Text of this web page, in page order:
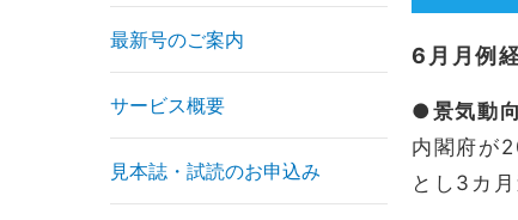
6月月例
●景気動向
内閣府が
とし3カ
最新号のご案内
サービス概要
見本誌・試読のお申込み